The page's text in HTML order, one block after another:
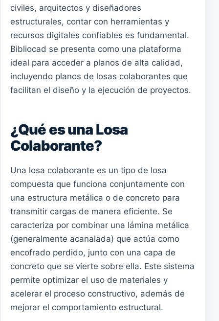
civiles, arquitectos y diseñadores
estructurales, contar con herramientas y
recursos digitales confiables es fundamental.
Bibliocad se presenta como una plataforma
ideal para acceder a planos de alta calidad,
incluyendo planos de losas colaborantes que
facilitan el diseño y la ejecución de proyectos.
¿Qué es una Losa
Colaborante?
Una losa colaborante es un tipo de losa
compuesta que funciona conjuntamente con
una estructura metálica o de concreto para
transmitir cargas de manera eficiente. Se
caracteriza por combinar una lámina metálica
(generalmente acanalada) que actúa como
encofrado perdido, junto con una capa de
concreto que se vierte sobre ella. Este sistema
permite optimizar el uso de materiales y
acelerar el proceso constructivo, además de
mejorar el comportamiento estructural.